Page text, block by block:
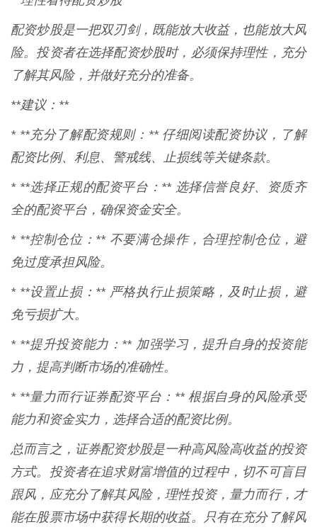
配资炒股是一把双刃剑，既能放大收益，也能放大风
险。投资者在选择配资炒股时，必须保持理性，充分
了解其风险，并做好充分的准备。
**建议：**
* **充分了解配资规则：** 仔细阅读配资协议，了解
配资比例、利息、警戒线、止损线等关键条款。
* **选择正规的配资平台：** 选择信誉良好、资质齐
全的配资平台，确保资金安全。
* **控制仓位：** 不要满仓操作，合理控制仓位，避
免过度承担风险。
* **设置止损：** 严格执行止损策略，及时止损，避
免亏损扩大。
* **提升投资能力：** 加强学习，提升自身的投资能
力，提高判断市场的准确性。
* **量力而行证券配资平台：** 根据自身的风险承受
能力和资金实力，选择合适的配资比例。
总而言之，证券配资炒股是一种高风险高收益的投资
方式。投资者在追求财富增值的过程中，切不可盲目
跟风，应充分了解其风险，理性投资，量力而行，才
能在股票市场中获得长期的收益。只有在充分了解风